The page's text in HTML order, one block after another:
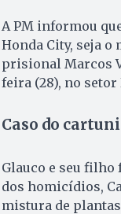
A PM informou
Honda City, seja
prisional Marcos
feira (28), no setor
Caso do
Glauco e seu filho
dos homicídios,
mistura de